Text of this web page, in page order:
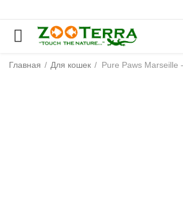
Главная / Для кошек / Pure Paws Marseille